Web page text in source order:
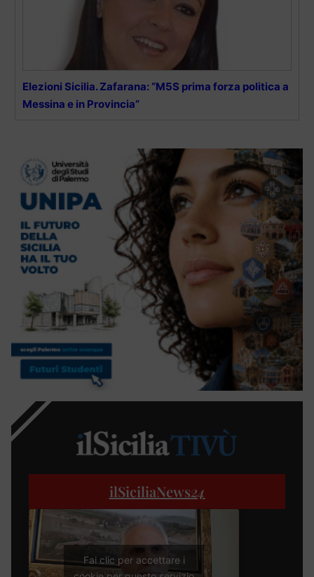
Elezioni Sicilia. Zafarana: “M5S prima forza politica a
Messina e in Provincia”
ilSiciliaNews24
Fai clic per accettare i